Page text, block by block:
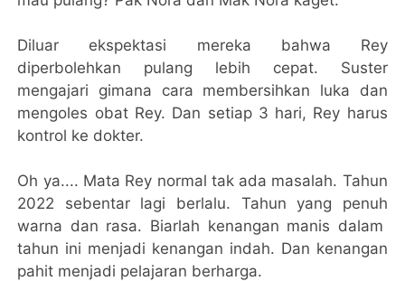
Diluar ekspektasi mereka bahwa Rey
diperbolehkan pulang lebih cepat. Suster
mengajari gimana cara membersihkan luka dan
mengoles obat Rey. Dan setiap 3 hari, Rey harus
kontrol ke dokter.
Oh ya.... Mata Rey normal tak ada masalah. Tahun
2022 sebentar lagi berlalu. Tahun yang penuh
warna dan rasa. Biarlah kenangan manis dalam
tahun ini menjadi kenangan indah. Dan kenangan
pahit menjadi pelajaran berharga.